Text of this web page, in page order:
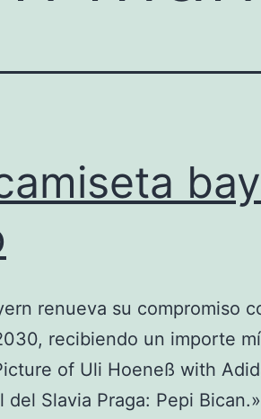
renueva su compromiso
recibiendo un importe
of Uli Hoeneß with
del Slavia Praga: Pepi